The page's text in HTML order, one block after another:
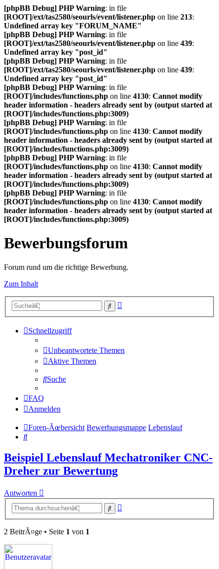
[phpBB Debug] PHP Warning: in file
[ROOT]/ext/tas2580/seourls/event/listener.php on line 213:
Undefined array key "FORUM_NAME"
[phpBB Debug] PHP Warning: in file
[ROOT]/ext/tas2580/seourls/event/listener.php on line 439:
Undefined array key "post_id"
[phpBB Debug] PHP Warning: in file
[ROOT]/ext/tas2580/seourls/event/listener.php on line 439:
Undefined array key "post_id"
[phpBB Debug] PHP Warning: in file
[ROOT]/includes/functions.php on line 4130: Cannot modify
header information - headers already sent by (output started at
[ROOT]/includes/functions.php:3009)
[phpBB Debug] PHP Warning: in file
[ROOT]/includes/functions.php on line 4130: Cannot modify
header information - headers already sent by (output started at
[ROOT]/includes/functions.php:3009)
[phpBB Debug] PHP Warning: in file
[ROOT]/includes/functions.php on line 4130: Cannot modify
header information - headers already sent by (output started at
[ROOT]/includes/functions.php:3009)
[phpBB Debug] PHP Warning: in file
[ROOT]/includes/functions.php on line 4130: Cannot modify
header information - headers already sent by (output started at
[ROOT]/includes/functions.php:3009)
Bewerbungsforum
Forum rund um die richtige Bewerbung.
Zum Inhalt
Suche
Schnellzugriff
Unbeantwortete Themen
Aktive Themen
Suche
FAQ
Anmelden
Foren-Ãœbersicht Bewerbungsmappe Lebenslauf
Suche
Beispiel Lebenslauf Mechatroniker CNC-
Dreher zur Bewertung
Antworten
Suche
2 BeitrÃ¤ge • Seite 1 von 1